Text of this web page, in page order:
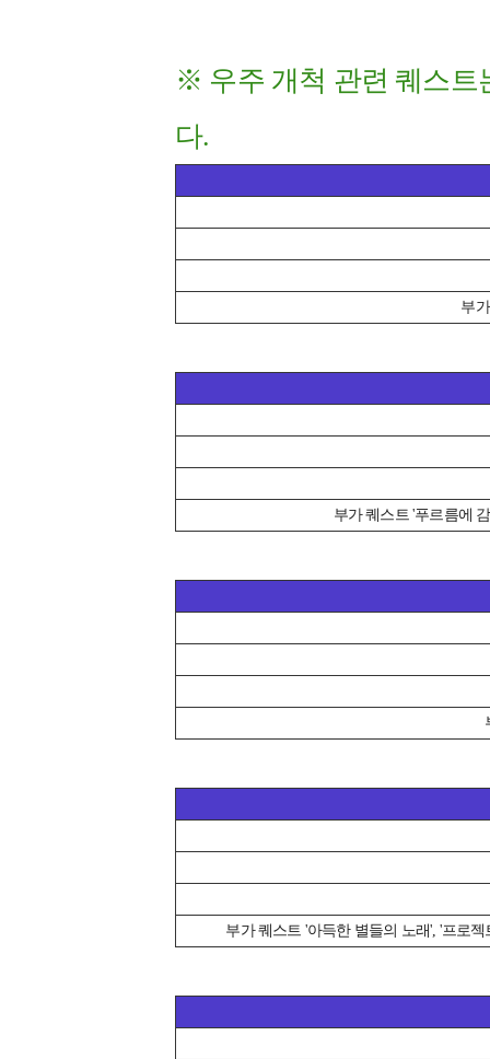
※ 우주 개척 관련 퀘스트
다.
부
부가 퀘스트 '푸르름에
부가 퀘스트 '아득한 별들의 노래', '프로